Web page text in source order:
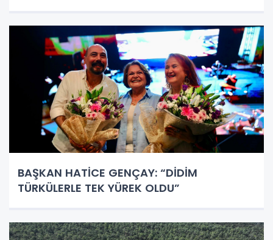
BAŞKAN HATİCE GENÇAY: “DİDİM
TÜRKÜLERLE TEK YÜREK OLDU”